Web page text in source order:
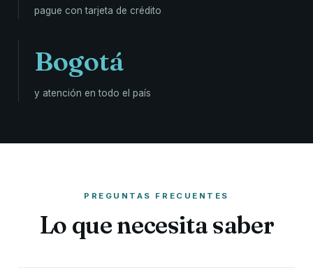
pague con tarjeta de crédito
Bogotá
y atención en todo el país
PREGUNTAS FRECUENTES
Lo que necesita saber